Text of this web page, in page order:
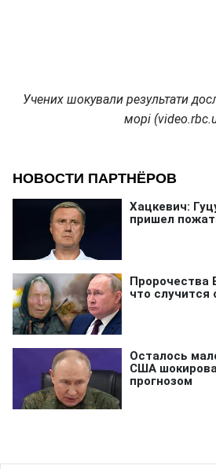
Учених шокували результати
морі